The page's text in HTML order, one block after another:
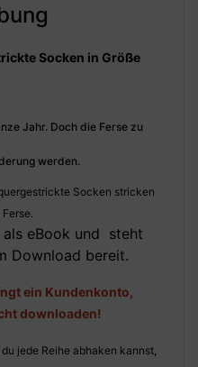
Socken in Größe
Jahr. Doch die Ferse zu
werden.
Socken stricken
eBook und steht
Download bereit.
ein Kundenkonto,
downloaden!
jede Reihe abhaken kannst,